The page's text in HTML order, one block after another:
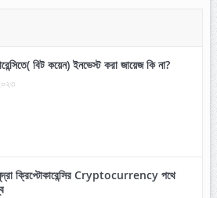
বিট কয়েন) ইনভেস্ট করা জায়েজ কি না?
ক্রিপ্টোকারেন্সির Cryptocurrency পথে